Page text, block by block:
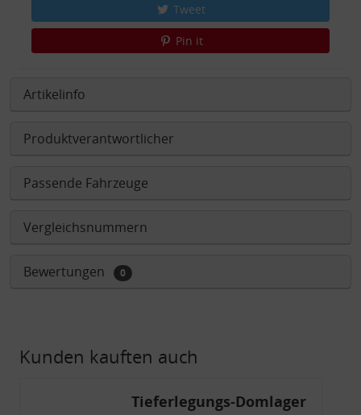
Tweet
Pin it
Artikelinfo
Produktverantwortlicher
Passende Fahrzeuge
Vergleichsnummern
Bewertungen 0
Kunden kauften auch
Tieferlegungs-Domlager